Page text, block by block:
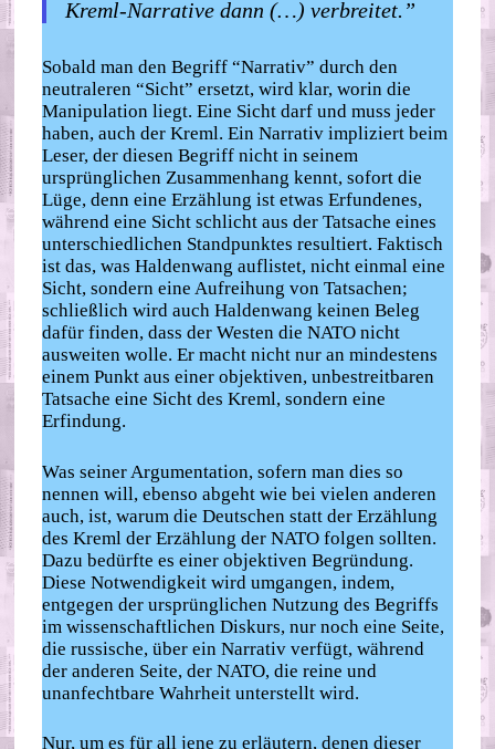
Kreml-Narrative dann (…) verbreitet.”
Sobald man den Begriff “Narrativ” durch den
neutraleren “Sicht” ersetzt, wird klar, worin die
Manipulation liegt. Eine Sicht darf und muss jeder
haben, auch der Kreml. Ein Narrativ impliziert beim
Leser, der diesen Begriff nicht in seinem
ursprünglichen Zusammenhang kennt, sofort die
Lüge, denn eine Erzählung ist etwas Erfundenes,
während eine Sicht schlicht aus der Tatsache eines
unterschiedlichen Standpunktes resultiert. Faktisch
ist das, was Haldenwang auflistet, nicht einmal eine
Sicht, sondern eine Aufreihung von Tatsachen;
schließlich wird auch Haldenwang keinen Beleg
dafür finden, dass der Westen die NATO nicht
ausweiten wolle. Er macht nicht nur an mindestens
einem Punkt aus einer objektiven, unbestreitbaren
Tatsache eine Sicht des Kreml, sondern eine
Erfindung.
Was seiner Argumentation, sofern man dies so
nennen will, ebenso abgeht wie bei vielen anderen
auch, ist, warum die Deutschen statt der Erzählung
des Kreml der Erzählung der NATO folgen sollten.
Dazu bedürfte es einer objektiven Begründung.
Diese Notwendigkeit wird umgangen, indem,
entgegen der ursprünglichen Nutzung des Begriffs
im wissenschaftlichen Diskurs, nur noch eine Seite,
die russische, über ein Narrativ verfügt, während
der anderen Seite, der NATO, die reine und
unanfechtbare Wahrheit unterstellt wird.
Nur, um es für all jene zu erläutern, denen dieser